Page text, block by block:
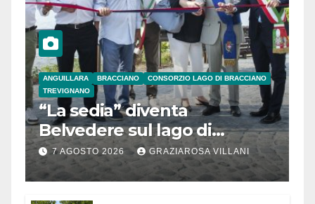
ANGUILLARA BRACCIANO
CONSORZIO LAGO DI BRACCIANO
TREVIGNANO
“La sedia” diventa
Belvedere sul lago di
Bracciano: ieri
l’inaugurazione
7 AGOSTO 2026 GRAZIAROSA VILLANI